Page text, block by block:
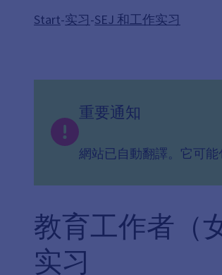
Start-实习-SEJ 和工作实习
重要通知
網站已自動翻譯。它可
教育工作者（
实习